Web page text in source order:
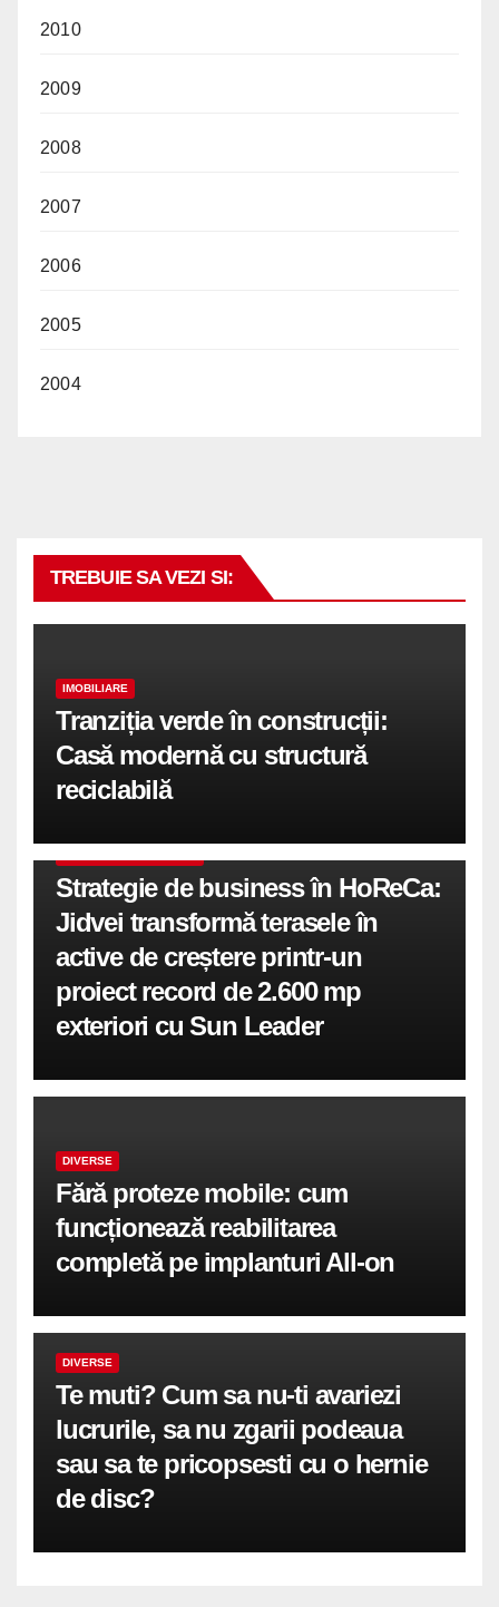
2010
2009
2008
2007
2006
2005
2004
TREBUIE SA VEZI SI:
IMOBILIARE
Tranziția verde în construcții:
Casă modernă cu structură
reciclabilă
Strategie de business în HoReCa:
Jidvei transformă terasele în
active de creștere printr-un
proiect record de 2.600 mp
exteriori cu Sun Leader
DIVERSE
Fără proteze mobile: cum
funcționează reabilitarea
completă pe implanturi All-on
DIVERSE
Te muti? Cum sa nu-ti avariezi
lucrurile, sa nu zgarii podeaua
sau sa te pricopsesti cu o hernie
de disc?